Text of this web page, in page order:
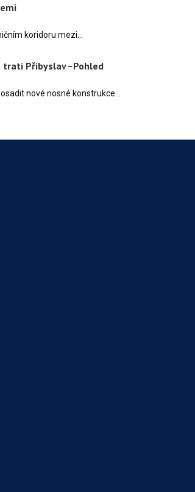
koridoru mezi…
trati Přibyslav–Pohled
nové nosné konstrukce…